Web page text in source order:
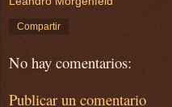
Compartir
No hay comentarios:
Publicar un comentario